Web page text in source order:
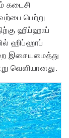
கடைசி
பெற்று
ஹிப்ஹாப்
ஹிப்ஹாப்
இசையமைத்து
வெளியானது.